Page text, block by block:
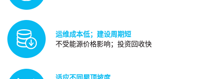
运维成本低；建设周期短
不受能源价格影响；投资回收快